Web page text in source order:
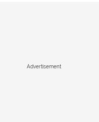
Advertisement